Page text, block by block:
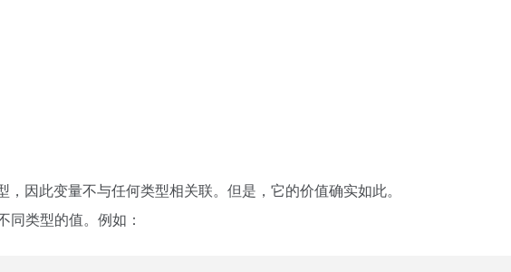
因此变量不与任何类型相关联。但是，它的价值确实如此。
同类型的值。例如：